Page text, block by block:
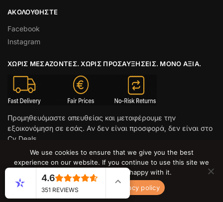
ΑΚΟΛΟΥΘΉΣΤΕ
Facebook
Instagram
ΧΩΡΊΣ ΜΕΣΆΖΟΝΤΕΣ. ΧΩΡΊΣ ΠΡΟΣΑΥΞΉΣΕΙΣ. ΜΌΝΟ ΑΞΊΑ.
Προμηθευόμαστε απευθείας και μεταφέρουμε την
εξοικονόμηση σε εσάς. Αν δεν είναι προσφορά, δεν είναι στο
Cy Deals.
© CY DEALS 2026
4.6
351 REVIEWS
We use cookies to ensure that we give you the best
experience on our website. If you continue to use this site we
will assume that you are happy with it.
Ok
Privacy policy